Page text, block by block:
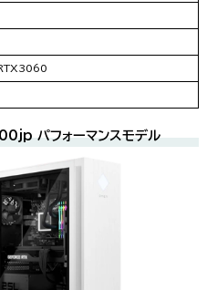
パフォーマンスモデル